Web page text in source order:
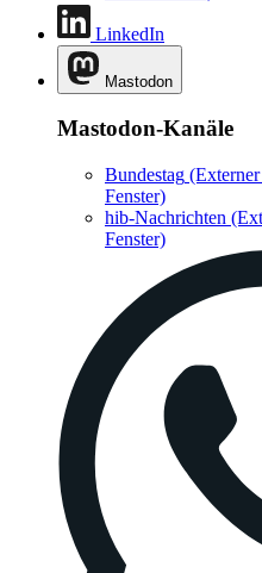
LinkedIn
Mastodon
Mastodon-Kanäle
Bundestag
Fenster)
hib-Nachrichten
Fenster)